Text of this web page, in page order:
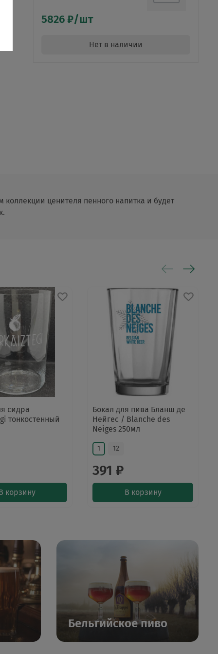
5826 ₽/шт
Нет в наличии
ценителя пенного напитка и будет
сидра
тонкостенный
корзину
Бокал для пива Бланш де
Нейгес / Blanche des
Neiges 250мл
1 12
391 ₽
В корзину
Бельгийское пиво